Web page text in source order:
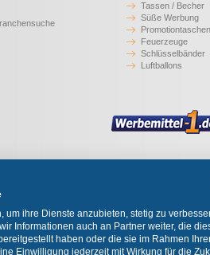
Tassen / Becher
Süße Werbung
Promotiontaschen
Feuerzeuge
Schlüsselbänder
Luftballons
um ihre Dienste anzubieten, stetig zu
Informationen auch an Partner weiter, die
haben oder die sie im Rahmen
Einwilligung jederzeit mit Wirkung für die